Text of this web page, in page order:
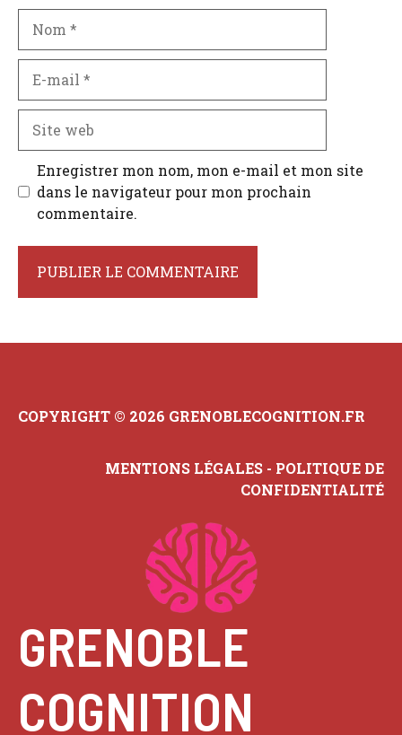
mail
web
Enregistrer mon nom, mon e-mail et mon site
dans le navigateur pour mon prochain
commentaire.
COPYRIGHT © 2026 GRENOBLECOGNITION.FR
MENTIONS LÉGALES - POLITIQUE DE
CONFIDENTIALITÉ
GRENOBLE
COGNITION